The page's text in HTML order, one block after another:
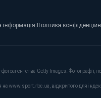
інформація· Політика
Getty Images. Фотографії,
на www.sport.rbc.ua, відкритого для